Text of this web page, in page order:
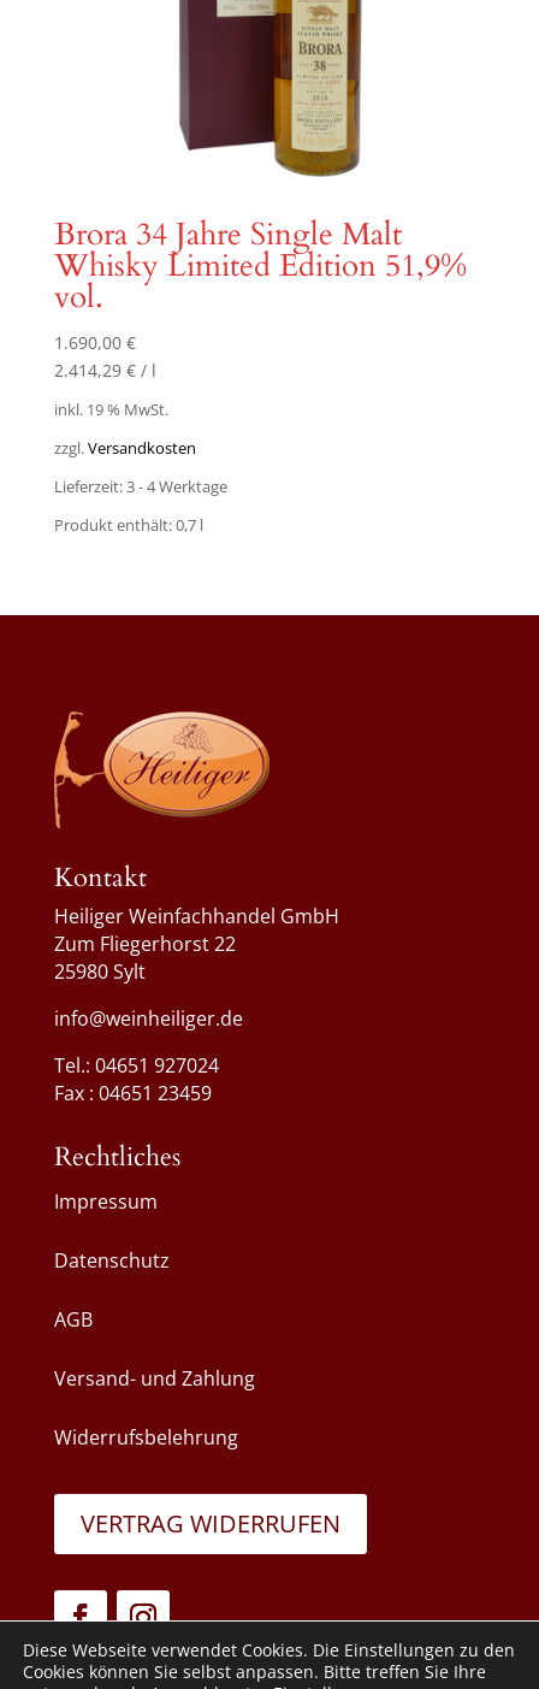
Brora 34 Jahre Single Malt
Whisky Limited Edition 51,9%
vol.
1.690,00 €
2.414,29 €/ l
inkl. 19 % MwSt.
zzgl.Versandkosten
Lieferzeit:3 - 4 Werktage
Produkt enthält: 0,7 l
Kontakt
Heiliger Weinfachhandel GmbH
Zum Fliegerhorst 22
25980 Sylt
info@weinheiliger.de
Tel.: 04651 927024
Fax : 04651 23459
Rechtliches
Impressum
Datenschutz
AGB
Versand- und Zahlung
Widerrufsbelehrung
VERTRAG WIDERRUFEN
Diese Webseite verwendet Cookies. Die Einstellungen zu den
Cookies können Sie selbst anpassen. Bitte treffen Sie Ihre